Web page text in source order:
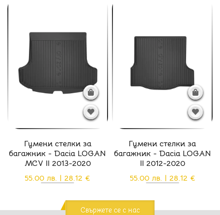
Гумени стелки за
багажник - Dacia LOGAN
MCV II 2013-2020
55.00 лв. | 28.12 €
Гумени стелки за
багажник - Dacia LOGAN
II 2012-2020
55.00 лв. | 28.12 €
Свържете се с нас